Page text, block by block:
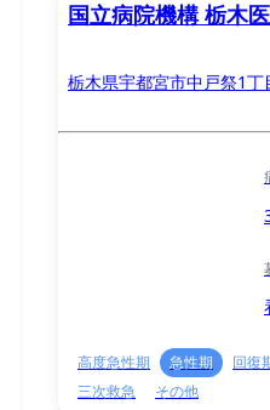
国立病院機構 栃木
栃木県宇都宮市中戸祭1丁
高度急性期 急性期 回復
三次救急
その他